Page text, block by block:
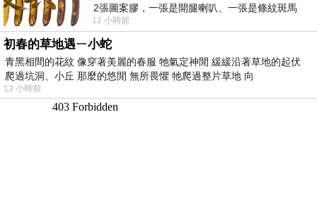
2張圖案膠，一張是開腿喇叭、一張是條紋斑馬
版；目前官網上只剩澳洲商店AU STORE
12 小時前
初春的草地遇ㄧ小蛇
青黑相間的花紋 像穿著美麗的春服 牠氣定神閒 緩緩沿著草地的起伏
爬過坑洞、小丘 那麼的悠閒 無所畏懼 牠爬過整片草地 向
13 小時前